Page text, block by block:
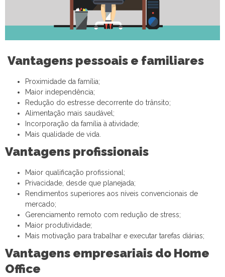
Vantagens pessoais e familiares
Proximidade da família;
Maior independência;
Redução do estresse decorrente do trânsito;
Alimentação mais saudável;
Incorporação da família à atividade;
Mais qualidade de vida.
Vantagens profissionais
Maior qualificação profissional;
Privacidade, desde que planejada;
Rendimentos superiores aos níveis convencionais de
mercado;
Gerenciamento remoto com redução de stress;
Maior produtividade;
Mais motivação para trabalhar e executar tarefas diárias;
Vantagens empresariais do Home
Office